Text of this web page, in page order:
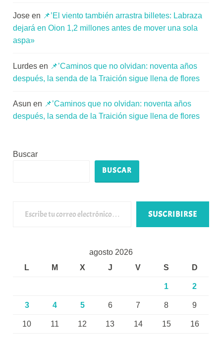
Jose en 📌’El viento también arrastra billetes: Labraza
dejará en Oion 1,2 millones antes de mover una sola
aspa»
Lurdes en 📌’Caminos que no olvidan: noventa años
después, la senda de la Traición sigue llena de flores
Asun en 📌’Caminos que no olvidan: noventa años
después, la senda de la Traición sigue llena de flores
Buscar
BUSCAR
SUSCRIBIRSE
agosto 2026
L
M X J V S D
1 2
3 4 5 6 7 8 9
10 11 12 13 14 15 16